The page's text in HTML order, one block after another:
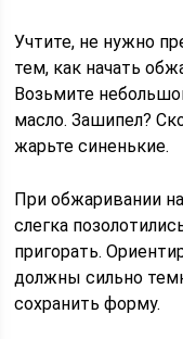
Учтите, не нужно
тем, как начать
Возьмите
масло. Зашипел?
жарьте синенькие.
При обжаривании
слегка
пригорать.
должны сильно
сохранить форму.